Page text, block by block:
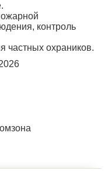
контроль
частных охраников.